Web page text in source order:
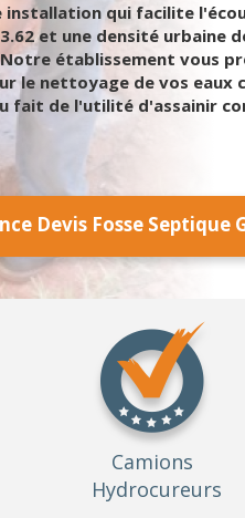
installation qui facilite
et une densité
établissement vous
nettoyage de vos eaux
fait de l'utilité d'assainir
Devis Fosse Septique
Camions
Hydrocureurs